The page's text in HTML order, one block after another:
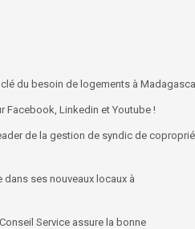
du besoin de logements à
Facebook, Linkedin et Youtube !
de la gestion de syndic de
ses nouveaux locaux à
Service assure la bonne